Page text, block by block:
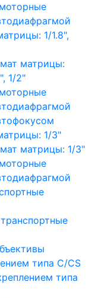
1/1.8",
матрицы:
1/2"
1/3"
матрицы: 1/3"
типа C/CS
типа